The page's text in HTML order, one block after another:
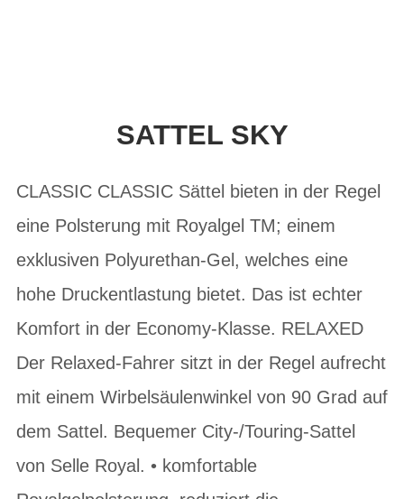
SATTEL SKY
CLASSIC CLASSIC Sättel bieten in der Regel
eine Polsterung mit Royalgel TM; einem
exklusiven Polyurethan-Gel, welches eine
hohe Druckentlastung bietet. Das ist echter
Komfort in der Economy-Klasse. RELAXED
Der Relaxed-Fahrer sitzt in der Regel aufrecht
mit einem Wirbelsäulenwinkel von 90 Grad auf
dem Sattel. Bequemer City-/Touring-Sattel
von Selle Royal. • komfortable